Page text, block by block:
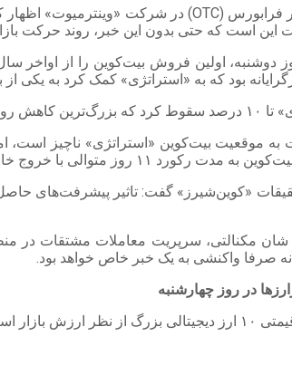
این است که حتی بدون این خبر، روند حرکت
بود که به «استراتژی» کمک کرد به یکی
درصد کاهش یافته است.
موقعیت بیت‌کوین «استراتژی» ناچیز است،
شده‌اند و سرمایه‌گذاران در این مدت نزدیک به ۳.۵ میلیارد دلار را خارج کرده‌اند.
«کوین‌شیرز» گفت: تاثیر پیشرفت‌های
نه صرفا واکنشی به یک خبر خاص خواهد بود.
در روز چهارشنبه
بازار است.